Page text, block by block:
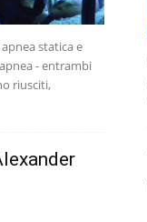
statica e
- entrambi
riusciti,